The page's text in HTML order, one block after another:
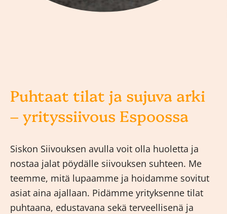
Puhtaat tilat ja sujuva arki
– yrityssiivous Espoossa
Siskon Siivouksen avulla voit olla huoletta ja
nostaa jalat pöydälle siivouksen suhteen. Me
teemme, mitä lupaamme ja hoidamme sovitut
asiat aina ajallaan. Pidämme yrityksenne tilat
puhtaana, edustavana sekä terveellisenä ja